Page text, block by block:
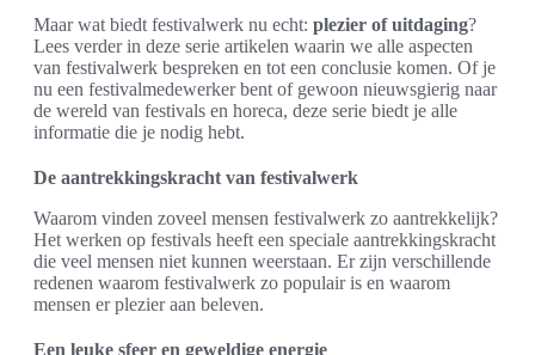
Maar wat biedt festivalwerk nu echt: plezier of uitdaging?
Lees verder in deze serie artikelen waarin we alle aspecten
van festivalwerk bespreken en tot een conclusie komen. Of je
nu een festivalmedewerker bent of gewoon nieuwsgierig naar
de wereld van festivals en horeca, deze serie biedt je alle
informatie die je nodig hebt.
De aantrekkingskracht van festivalwerk
Waarom vinden zoveel mensen festivalwerk zo aantrekkelijk?
Het werken op festivals heeft een speciale aantrekkingskracht
die veel mensen niet kunnen weerstaan. Er zijn verschillende
redenen waarom festivalwerk zo populair is en waarom
mensen er plezier aan beleven.
Een leuke sfeer en geweldige energie